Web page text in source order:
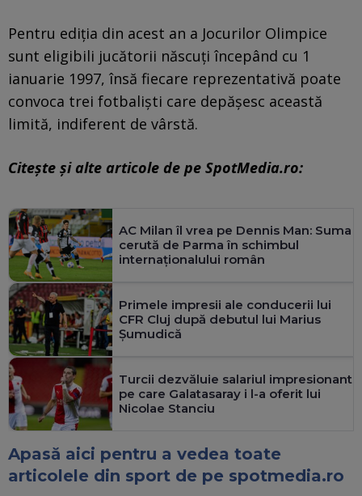
Pentru ediţia din acest an a Jocurilor Olimpice
sunt eligibili jucătorii născuţi începând cu 1
ianuarie 1997, însă fiecare reprezentativă poate
convoca trei fotbaliști care depășesc această
limită, indiferent de vârstă.
Citește și alte articole de pe SpotMedia.ro:
AC Milan îl vrea pe Dennis Man: Suma
cerută de Parma în schimbul
internaționalului român
Primele impresii ale conducerii lui
CFR Cluj după debutul lui Marius
Șumudică
Turcii dezvăluie salariul impresionant
pe care Galatasaray i l-a oferit lui
Nicolae Stanciu
Apasă aici pentru a vedea toate
articolele din sport de pe spotmedia.ro